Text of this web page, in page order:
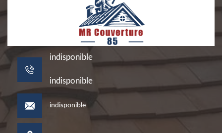
indisponible
indisponible
indisponible